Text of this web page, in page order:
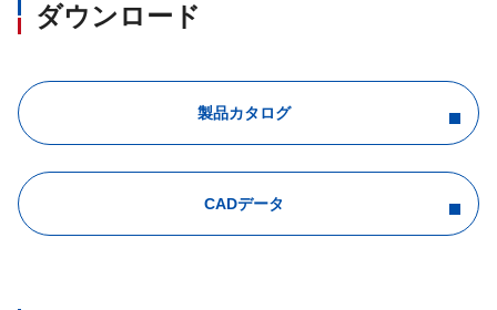
ダウンロード
製品カタログ
CADデータ